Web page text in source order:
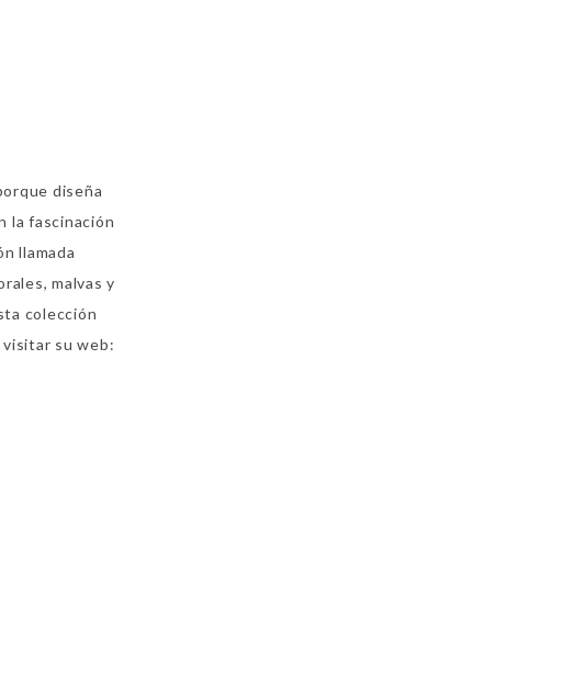
diseña
la fascinación
llamada
malvas y
colección
su web: